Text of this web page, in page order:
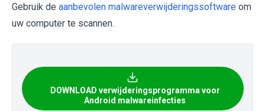
Gebruik de aanbevolen malwareverwijderingssoftware om
uw computer te scannen.
DOWNLOAD verwijderingsprogramma voor
Android malwareinfecties